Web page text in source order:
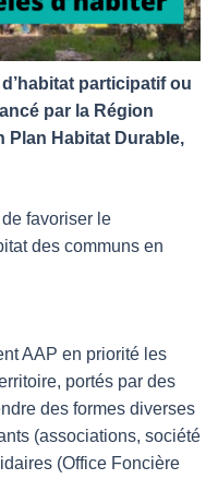
participatif ou
par la Région
Plan Habitat Durable,
favoriser le
des communs en
AAP en priorité les
portés par des
des formes diverses
(associations, société
(Office Foncière